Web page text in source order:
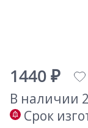
1440 ₽
В наличии
Срок